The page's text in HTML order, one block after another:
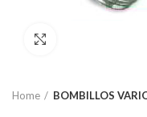
Home BOMBILLOS